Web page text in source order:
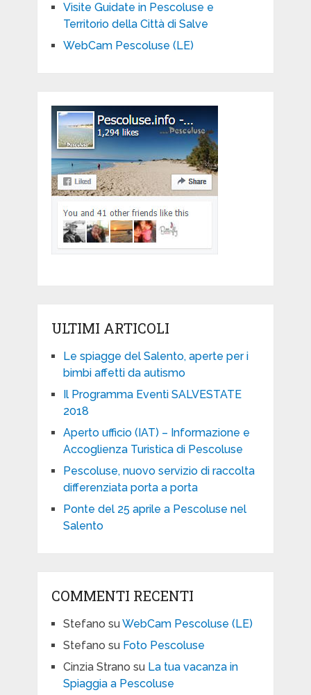
Visite Guidate in Pescoluse e
Territorio della Città di Salve
WebCam Pescoluse (LE)
ULTIMI ARTICOLI
Le spiagge del Salento, aperte per i
bimbi affetti da autismo
Il Programma Eventi SALVESTATE
2018
Aperto ufficio (IAT) – Informazione e
Accoglienza Turistica di Pescoluse
Pescoluse, nuovo servizio di raccolta
differenziata porta a porta
Ponte del 25 aprile a Pescoluse nel
Salento
COMMENTI RECENTI
Stefano suWebCam Pescoluse (LE)
Stefano su Foto Pescoluse
Cinzia Strano su La tua vacanza in
Spiaggia a Pescoluse